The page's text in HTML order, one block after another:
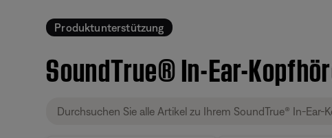
Produktunterstützung
SoundTrue® In-Ear-